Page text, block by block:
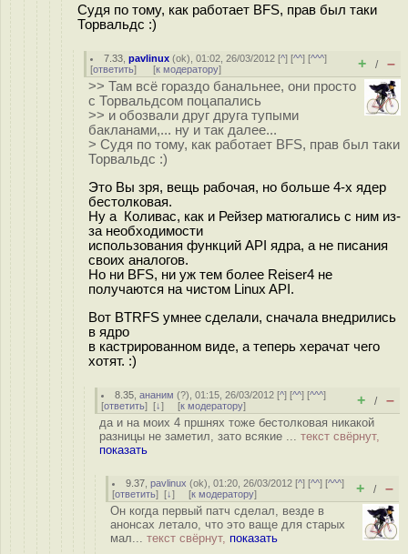
Судя по тому, как работает BFS, прав был таки
Торвальдс :)
7.33 ,pavlinux (ok), 01:02, 26/03/2012 [^] [^^] [^^^]
[ответить] [к модератору] + / –
>> Там всё гораздо банальнее, они просто
с Торвальдсом поцапались
>> и обозвали друг друга тупыми
бакланами,... ну и так далее...
> Судя по тому, как работает BFS, прав был таки
Торвальдс :)
Это Вы зря, вещь рабочая, но больше 4-х ядер
бестолковая.
Ну а Коливас, как и Рейзер матюгались с ним из-
за необходимости
использования функций API ядра, а не писания
своих аналогов.
Но ни BFS, ни уж тем более Reiser4 не
получаются на чистом Linux API.
Вот BTRFS умнее сделали, сначала внедрились
в ядро
в кастрированном виде, а теперь херачат чего
хотят. :)
8.35 ,ананим (?), 01:15, 26/03/2012 [^] [^^] [^^^]
[ответить] [↓] [к модератору] + / –
да и на моих 4 пршнях тоже бестолковая никакой
разницы не заметил, зато всякие ... текст свёрнут,
показать
9.37 ,pavlinux (ok), 01:20, 26/03/2012 [^] [^^] [^^^]
[ответить] [↓] [к модератору] + / –
Он когда первый патч сделал, везде в
анонсах летало, что это ваще для старых
мал... текст свёрнут, показать